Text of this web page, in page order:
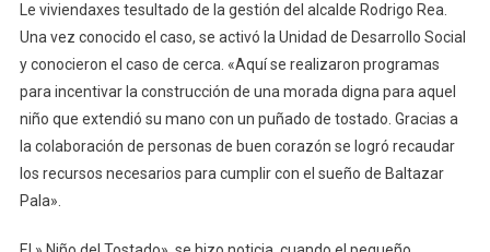
Le viviendaxes tesultado de la gestión del alcalde Rodrigo Rea.
Una vez conocido el caso, se activó la Unidad de Desarrollo Social
y conocieron el caso de cerca. «Aquí se realizaron programas
para incentivar la construcción de una morada digna para aquel
niño que extendió su mano con un puñado de tostado. Gracias a
la colaboración de personas de buen corazón se logró recaudar
los recursos necesarios para cumplir con el sueño de Baltazar
Pala».